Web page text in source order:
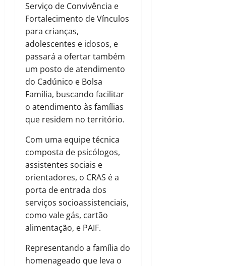
Serviço de Convivência e
Fortalecimento de Vínculos
para crianças,
adolescentes e idosos, e
passará a ofertar também
um posto de atendimento
do Cadúnico e Bolsa
Família, buscando facilitar
o atendimento às famílias
que residem no território.
Com uma equipe técnica
composta de psicólogos,
assistentes sociais e
orientadores, o CRAS é a
porta de entrada dos
serviços socioassistenciais,
como vale gás, cartão
alimentação, e PAIF.
Representando a família do
homenageado que leva o